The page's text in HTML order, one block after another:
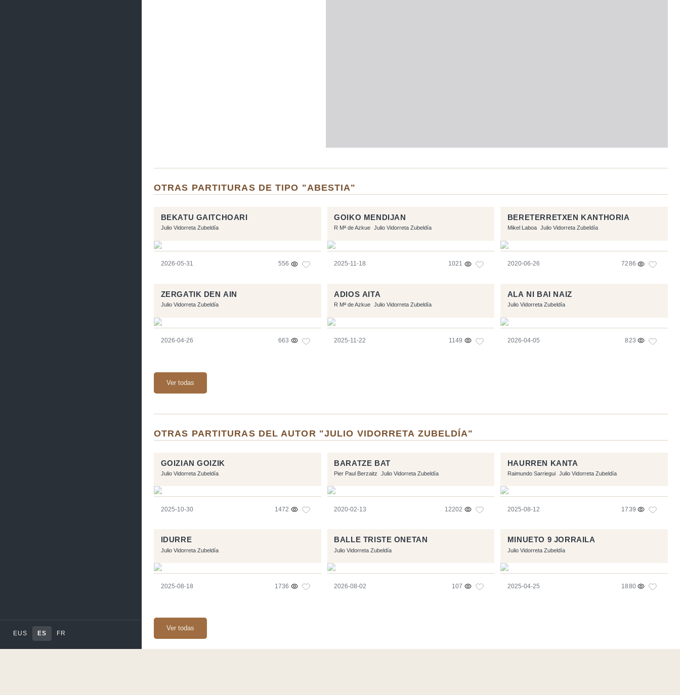
EUS ES FR
OTRAS PARTITURAS DE TIPO "ABESTIA"
BEKATU GAITCHOARI
Julio Vidorreta Zubeldía
2026-05-31 556
GOIKO MENDIJAN
R Mª de Azkue Julio Vidorreta Zubeldía
2025-11-18 1021
BERETERRETXEN KANTHORIA
Mikel Laboa Julio Vidorreta Zubeldía
2020-06-26 7286
ZERGATIK DEN AIN
Julio Vidorreta Zubeldía
2026-04-26 663
ADIOS AITA
R Mª de Azkue Julio Vidorreta Zubeldía
2025-11-22 1149
ALA NI BAI NAIZ
Julio Vidorreta Zubeldía
2026-04-05 823
Ver todas
OTRAS PARTITURAS DEL AUTOR "JULIO VIDORRETA ZUBELDÍA"
GOIZIAN GOIZIK
Julio Vidorreta Zubeldía
2025-10-30 1472
BARATZE BAT
Pier Paul Berzaitz Julio Vidorreta Zubeldía
2020-02-13 12202
HAURREN KANTA
Raimundo Sarriegui Julio Vidorreta Zubeldía
2025-08-12 1739
IDURRE
Julio Vidorreta Zubeldía
2025-08-18 1736
BALLE TRISTE ONETAN
Julio Vidorreta Zubeldía
2026-08-02 107
MINUETO 9 JORRAILA
Julio Vidorreta Zubeldía
2025-04-25 1880
Ver todas